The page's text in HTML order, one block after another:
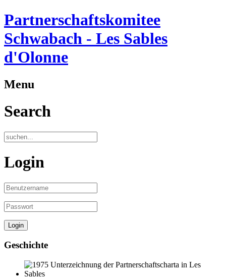
Partnerschaftskomitee
Schwabach - Les Sables
d'Olonne
Menu
Search
Login
Geschichte